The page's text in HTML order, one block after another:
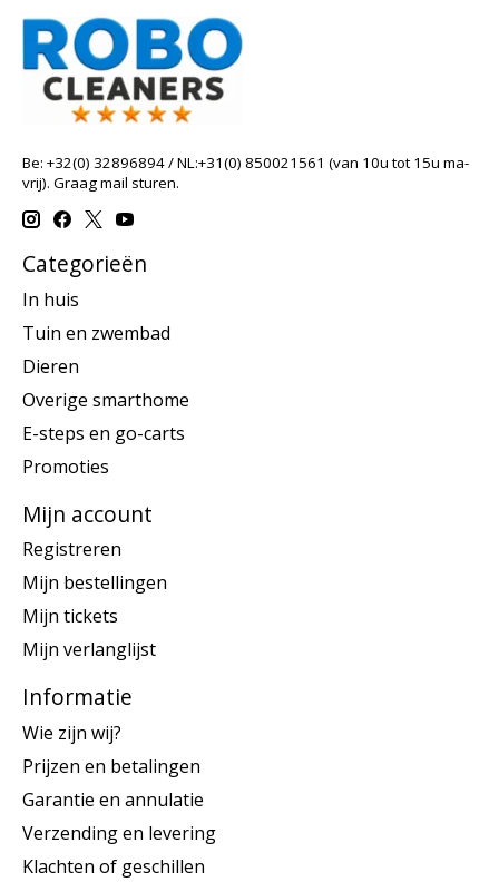
Be: +32(0) 32896894 / NL:+31(0) 850021561 (van 10u tot 15u ma-
vrij). Graag mail sturen.
Categorieën
In huis
Tuin en zwembad
Dieren
Overige smarthome
E-steps en go-carts
Promoties
Mijn account
Registreren
Mijn bestellingen
Mijn tickets
Mijn verlanglijst
Informatie
Wie zijn wij?
Prijzen en betalingen
Garantie en annulatie
Verzending en levering
Klachten of geschillen